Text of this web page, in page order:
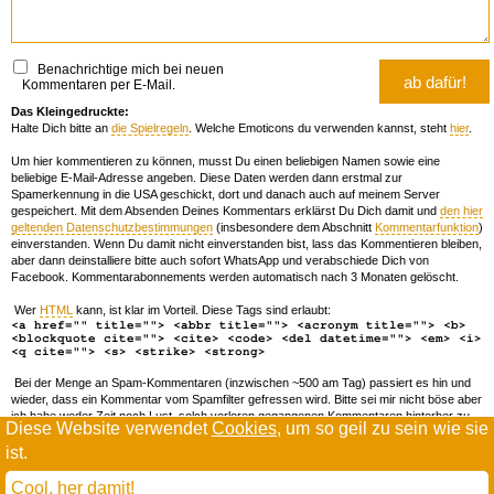
Diese Website verwendetCookies, um so geil zu sein wie sie
ist.
Cool, her damit!
Benachrichtige mich bei neuen
Kommentaren per E-Mail.
Das Kleingedruckte:
Halte Dich bitte an die Spielregeln . Welche Emoticons du verwenden kannst, steht hier.
Um hier kommentieren zu können, musst Du einen beliebigen Namen sowie eine
beliebige E-Mail-Adresse angeben. Diese Daten werden dann erstmal zur
Spamerkennung in die USA geschickt, dort und danach auch auf meinem Server
gespeichert. Mit dem Absenden Deines Kommentars erklärst Du Dich damit und den hier
geltenden Datenschutzbestimmungen (insbesondere dem Abschnitt Kommentarfunktion)
einverstanden. Wenn Du damit nicht einverstanden bist, lass das Kommentieren bleiben,
aber dann deinstalliere bitte auch sofort WhatsApp und verabschiede Dich von
Facebook. Kommentarabonnements werden automatisch nach 3 Monaten gelöscht.
Wer HTML kann, ist klar im Vorteil. Diese Tags sind erlaubt:
<a href="" title=""> <abbr title=""> <acronym title=""> <b>
<blockquote cite=""> <cite> <code> <del datetime=""> <em> <i>
<q cite=""> <s> <strike> <strong>
Bei der Menge an Spam-Kommentaren (inzwischen ~500 am Tag) passiert es hin und
wieder, dass ein Kommentar vom Spamfilter gefressen wird. Bitte sei mir nicht böse aber
ich habe weder Zeit noch Lust, solch verloren gegangenen Kommentaren hinterher zu
forschen. Wenn das öfters passiert, schreib' mir 'ne Mail damit ich dich whitelisten kann.
todamax rennt aufwordpress